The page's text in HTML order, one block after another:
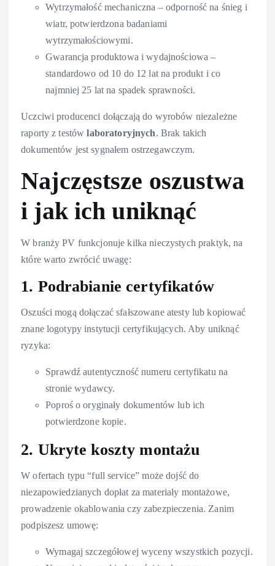
Wytrzymałość mechaniczna – odporność na śnieg i
wiatr, potwierdzona badaniami
wytrzymałościowymi.
Gwarancja produktowa i wydajnościowa –
standardowo od 10 do 12 lat na produkt i co
najmniej 25 lat na spadek sprawności.
Uczciwi producenci dołączają do wyrobów niezależne
raporty z testówlaboratoryjnych. Brak takich
dokumentów jest sygnałem ostrzegawczym.
Najczęstsze oszustwa
i jak ich uniknąć
W branży PV funkcjonuje kilka nieczystych praktyk, na
które warto zwrócić uwagę:
1. Podrabianie certyfikatów
Oszuści mogą dołączać sfałszowane atesty lub kopiować
znane logotypy instytucji certyfikujących. Aby uniknąć
ryzyka:
Sprawdź autentyczność numeru certyfikatu na
stronie wydawcy.
Poproś o oryginały dokumentów lub ich
potwierdzone kopie.
2. Ukryte koszty montażu
W ofertach typu “full service” może dojść do
niezapowiedzianych dopłat za materiały montażowe,
prowadzenie okablowania czy zabezpieczenia. Zanim
podpiszesz umowę:
Wymagaj szczegółowej wyceny wszystkich pozycji.